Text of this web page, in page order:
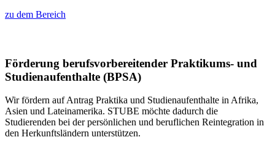
zu dem Bereich
Förderung berufsvorbereitender Praktikums- und
Studienaufenthalte (BPSA)
Wir fördern auf Antrag Praktika und Studienaufenthalte in Afrika,
Asien und Lateinamerika. STUBE möchte dadurch die
Studierenden bei der persönlichen und beruflichen Reintegration in
den Herkunftsländern unterstützen.